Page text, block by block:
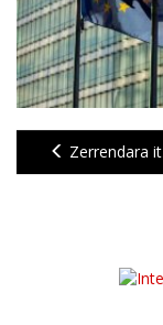
Zerrendara